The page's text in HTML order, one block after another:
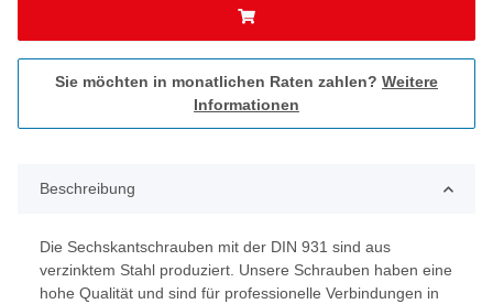
Sie möchten in monatlichen Raten zahlen? Weitere
Informationen
Beschreibung
Die Sechskantschrauben mit der DIN 931 sind aus
verzinktem Stahl produziert. Unsere Schrauben haben eine
hohe Qualität und sind für professionelle Verbindungen in